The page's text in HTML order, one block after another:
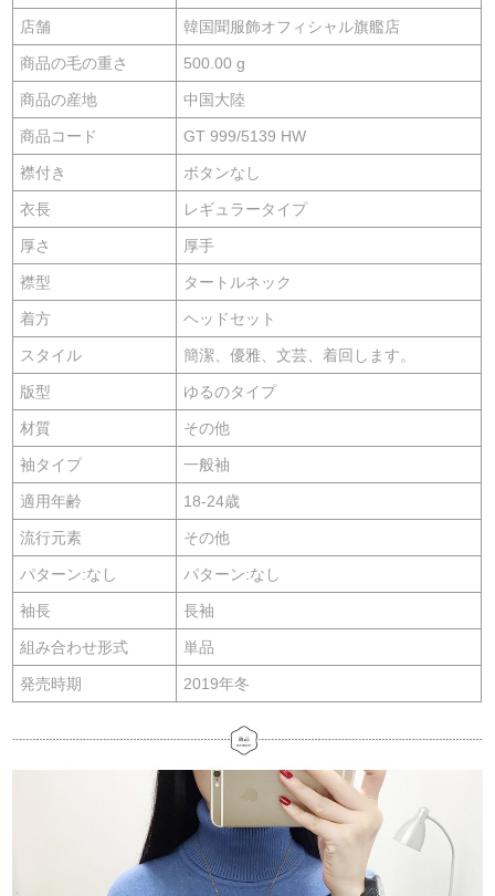
店舗 韓国聞服飾オフィシャル旗艦店
商品の毛の重さ 500.00 g
商品の産地 中国大陸
商品コード GT 999/5139 HW
襟付き ボタンなし
衣長 レギュラータイプ
厚さ 厚手
襟型 タートルネック
着方 ヘッドセット
スタイル 簡潔、優雅、文芸、着回します。
版型 ゆるのタイプ
材質 その他
袖タイプ 一般袖
適用年齢 18-24歳
流行元素 その他
パターン:なし パターン:なし
袖長 長袖
組み合わせ形式 単品
発売時期 2019年冬